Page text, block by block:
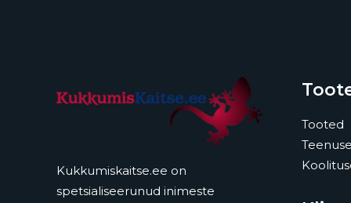
Kukkumiskaitse.ee on
spetsialiseerunud inimeste
Tooted